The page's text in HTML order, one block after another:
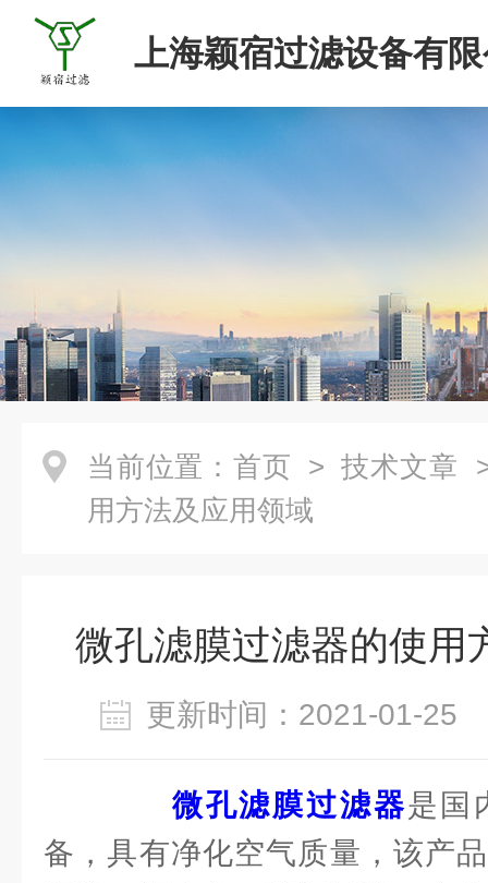
上海颖宿过滤设备有
当前位置： 首页 > 技术文章
用方法及应用领域
微孔滤膜过滤器的使用
更新时间：2021-01-
微孔滤膜过滤器是国
备，具有净化空气质量，该产